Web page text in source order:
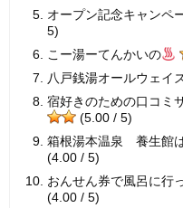
オープン記念キャンペ
5)
こー湯ーてんかいの
八戸銭湯オールウェイ
宿好きのための口コミ
(5.00 / 5)
箱根湯本温泉 養生館
(4.00 / 5)
おんせん券で風呂に行
(4.00 / 5)